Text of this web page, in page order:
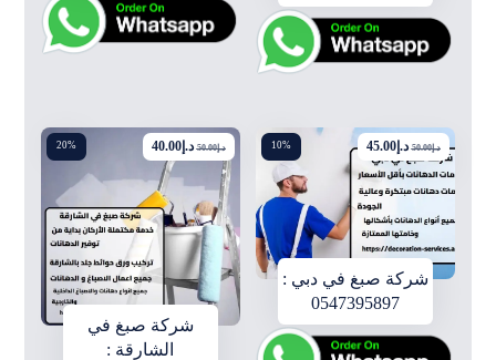
10%
شركة صبغ في دبي :
0547395897
د.إ50.00 د.إ45.00
20%
شركة صبغ في
الشارقة :
د.إ50.00 د.إ40.00